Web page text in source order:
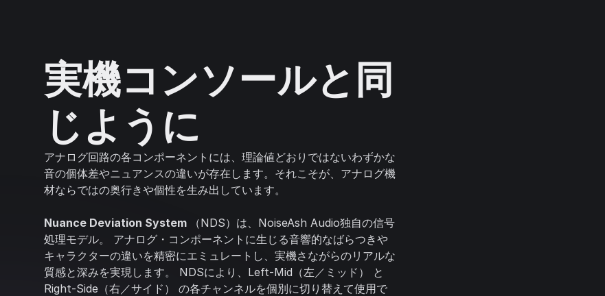
実機コンソールと同
じように
アナログ回路の各コンポーネントには、理論値どおりではないわずかな
音の個体差やニュアンスの違いが存在します。それこそが、アナログ機
材ならではの奥行きや個性を生み出しています。
Nuance Deviation System
（NDS）は、NoiseAsh Audio独自の信号
処理モデル。 アナログ・コンポーネントに生じる音響的なばらつきや
キャラクターの違いを精密にエミュレートし、実機さながらのリアルな
質感と深みを実現します。 NDSにより、Left-Mid（左／ミッド） と
Right-Side（右／サイド） の各チャンネルを個別に切り替えて使用で